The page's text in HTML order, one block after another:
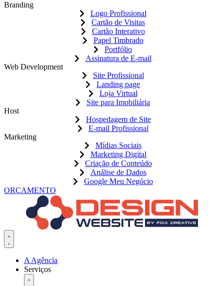
Branding
Logo Profissional
Cartão de Visitas
Cartão Interativo
Papel Timbrado
Portfólio
Assinatura de E-mail
Web Development
Site Profissional
Landing page
Loja Virtual
Site para Imobiliária
Host
Hospedagem de Site
E-mail Profissional
Marketing
Mídias Sociais
Marketing Digital
Criação de Conteúdo
Análise de Dados
Google Meu Negócio
ORÇAMENTO
A Agência
Serviços